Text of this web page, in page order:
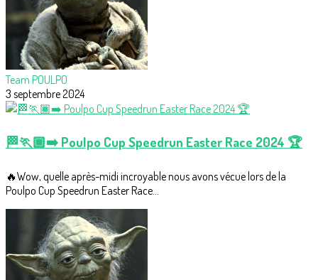
Team POULPO
3 septembre 2024
🏁🏃🏾➡️ Poulpo Cup Speedrun Easter Race 2024 🏆
🔥Wow, quelle après-midi incroyable nous avons vécue lors de la
Poulpo Cup Speedrun Easter Race...